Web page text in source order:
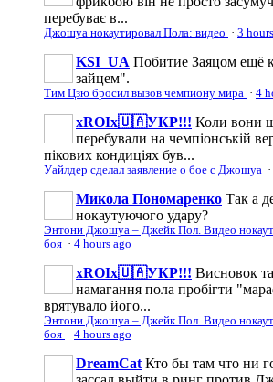
перебуває в...
Джошуа нокаутировал Пола: видео · 3
KSI_UA Побитие Заяцом ещё
зайцем".
Тим Цзю бросил вызов чемпиону мира · 4
xROIx🇺🇦УКР!!! Коли вони
перебували на чемпіонській
пікових кондиціях був...
Уайлдер сделал заявление о бое с Джошуа ·
Микола Пономаренко Так а
нокаутуючого удару?
Энтони Джошуа – Джейк Пол. Видео
боя · 4 hours ago
xROIx🇺🇦УКР!!! Висновок
намагання пола пробігти
врятувало його...
Энтони Джошуа – Джейк Пол. Видео
боя · 4 hours ago
DreamCat Кто бы там что ни